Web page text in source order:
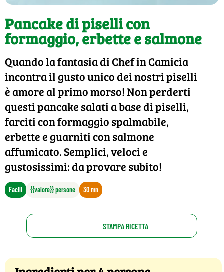
Pancake di piselli con
formaggio, erbette e salmone
Quando la fantasia di Chef in Camicia
incontra il gusto unico dei nostri piselli
è amore al primo morso! Non perderti
questi pancake salati a base di piselli,
farciti con formaggio spalmabile,
erbette e guarniti con salmone
affumicato. Semplici, veloci e
gustosissimi: da provare subito!
Facili {{valore}} persone 30 mn
STAMPA RICETTA